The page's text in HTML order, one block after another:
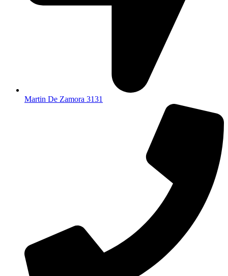
Martin De Zamora 3131